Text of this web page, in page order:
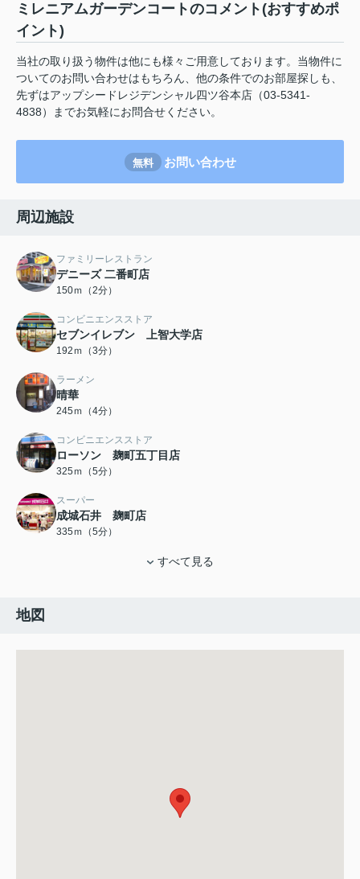
ミレニアムガーデンコートのコメント(おすすめポ
イント)
当社の取り扱う物件は他にも様々ご用意しております。当物件に
ついてのお問い合わせはもちろん、他の条件でのお部屋探しも、
先ずはアップシードレジデンシャル四ツ谷本店（03-5341-
4838）までお気軽にお問合せください。
無料 お問い合わせ
周辺施設
ファミリーレストラン
デニーズ 二番町店
150ｍ（2分）
コンビニエンスストア
セブンイレブン 上智大学店
192ｍ（3分）
ラーメン
晴華
245ｍ（4分）
コンビニエンスストア
ローソン 麹町五丁目店
325ｍ（5分）
スーパー
成城石井 麹町店
335ｍ（5分）
すべて見る
地図